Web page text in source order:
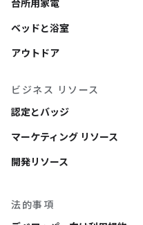
台所用家電
ベッドと浴室
アウトドア
ビジネス リソース
認定とバッジ
マーケティング リソース
開発リソース
法的事項